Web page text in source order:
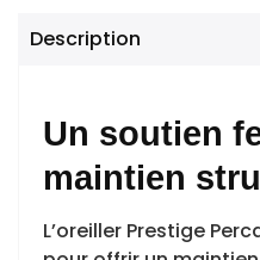
Description
Un soutien
maintien
L’oreiller Prestige